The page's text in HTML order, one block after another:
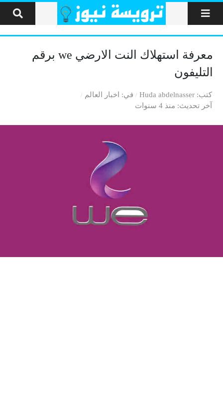
التخطي إلى المحتوى
معرفة استهلاك النت الارضي we برقم
التليفون
كتب Huda abdelnasser في اخبار العالم
آخر تحديث منذ 4 سنوات